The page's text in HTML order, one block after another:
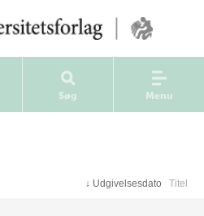
Søg Menu
↓ Udgivelsesdato Titel